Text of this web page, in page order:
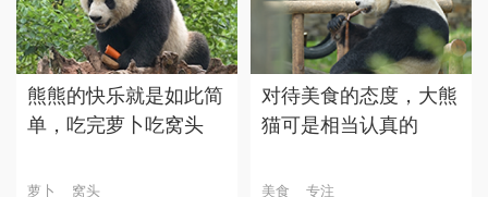
熊熊的快乐就是如此简
单，吃完萝卜吃窝头
萝卜 窝头
对待美食的态度，大熊
猫可是相当认真的
美食 专注